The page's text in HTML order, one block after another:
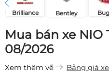
Brilliance Bentley
Mua bán xe
08/2026
Xem thêm về
Bảng giá